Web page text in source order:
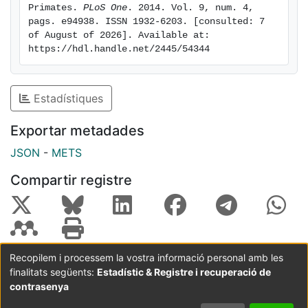
environment.
Primates. PLoS One . 2014. Vol. 9, num. 4,
pags. e94938. ISSN 1932-6203. [consulted: 7
of August of 2026]. Available at:
https://hdl.handle.net/2445/54344
Estadístiques
Exportar metadades
JSON - METS
Compartir registre
Coordinació:CRAI UB Avís legal
Metadades
subjectes a:
Recopilem i processem la vostra informació personal amb les
finalitats següents: Estadístic & Registre i recuperació de
contrasenya